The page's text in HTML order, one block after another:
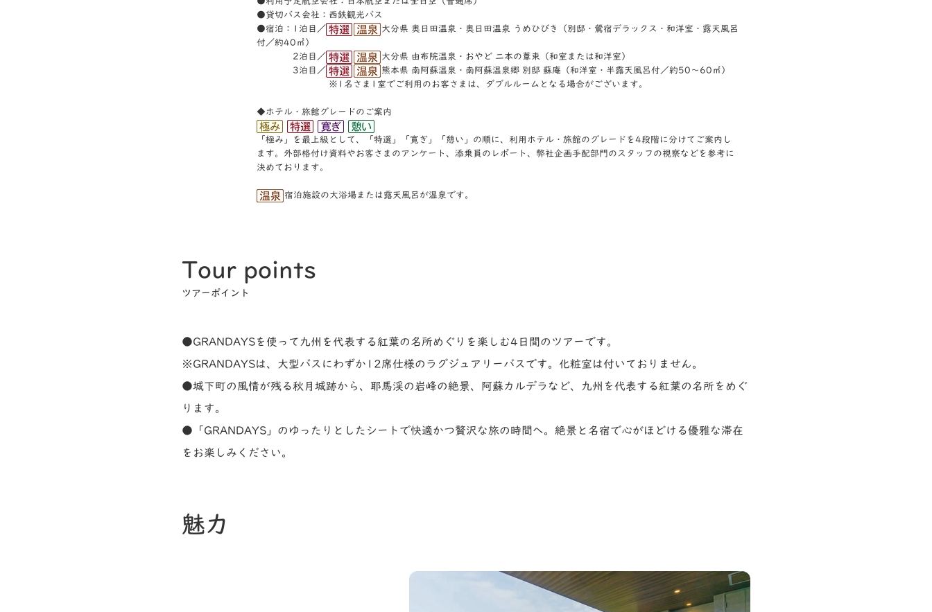
●貸切バス会社：西鉄観光バス
●宿泊：1泊目／
大分県 奥日田温泉・奥日田温泉 うめひびき（別邸・鶯宿デラックス・和洋室・露天風呂
付／約40㎡）
2泊目／
大分県 由布院温泉・おやど 二本の葦束（和室または和洋室）
3泊目／
熊本県 南阿蘇温泉・南阿蘇温泉郷 別邸 蘇庵（和洋室・半露天風呂付／約50～60㎡）
※1名さま1室でご利用のお客さまは、ダブルルームとなる場合がございます。
◆ホテル・旅館グレードのご案内
「極み」を最上級として、「特選」「寛ぎ」「憩い」の順に、利⽤ホテル・旅館のグレードを4段階に分けてご案内し
ます。外部格付け資料やお客さまのアンケート、添乗員のレポート、弊社企画⼿配部⾨のスタッフの視察などを参考に
決めております。
宿泊施設の大浴場または露天風呂が温泉です。
Tour points
ツアーポイント
●GRANDAYSを使って九州を代表する紅葉の名所めぐりを楽しむ4日間のツアーです。
※GRANDAYSは、大型バスにわずか12席仕様のラグジュアリーバスです。化粧室は付いておりません。
●城下町の風情が残る秋月城跡から、耶馬渓の岩峰の絶景、阿蘇カルデラなど、九州を代表する紅葉の名所をめぐ
ります。
●「GRANDAYS」のゆったりとしたシートで快適かつ贅沢な旅の時間へ。絶景と名宿で心がほどける優雅な滞在
をお楽しみください。
魅力